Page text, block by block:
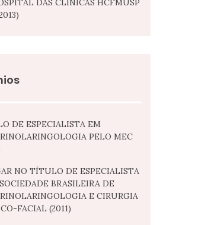
DAS CLINICAS HCFMUSP
DE ESPECIALISTA EM
PELO MEC
NO TÍTULO DE ESPECIALISTA
BRASILEIRA DE
E CIRURGIA
FACIAL (2011)